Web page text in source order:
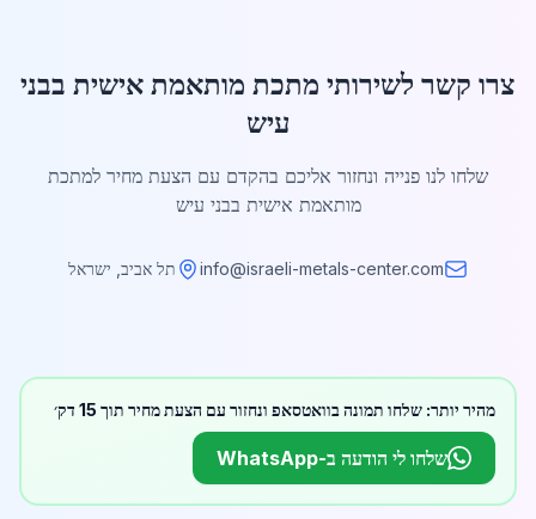
צרו קשר לשירותי מתכת מותאמת אישית בבני
עיש
שלחו לנו פנייה ונחזור אליכם בהקדם עם הצעת מחיר למתכת
מותאמת אישית בבני עיש
info@israeli-metals-center.com תל אביב, ישראל
מהיר יותר: שלחו תמונה בוואטסאפ ונחזור עם הצעת מחיר תוך 15 דק׳
שלחו לי הודעה ב-WhatsApp